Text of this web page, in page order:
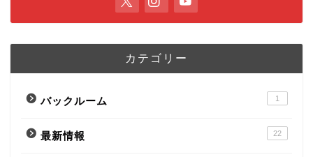
カテゴリー
バックルーム 1
最新情報 22